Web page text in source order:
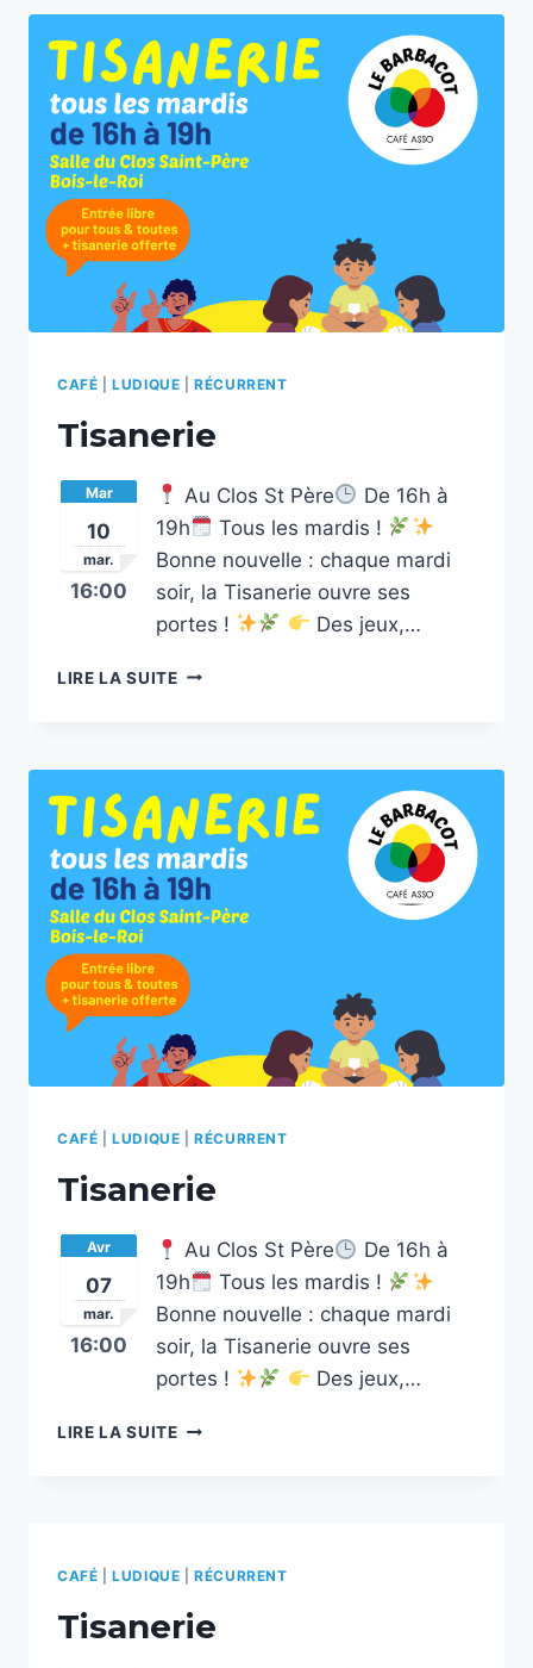
CAFÉ |LUDIQUE |RÉCURRENT
Tisanerie
Mar
10
mar.
16:00
Au Clos St Père
De 16h à
19h
Tous les mardis !
Bonne nouvelle : chaque mardi
soir, la Tisanerie ouvre ses
portes !
Des jeux,…
LIRE LA SUITETISANERIE
CAFÉ |LUDIQUE |RÉCURRENT
Tisanerie
Avr
07
mar.
16:00
Au Clos St Père
De 16h à
19h
Tous les mardis !
Bonne nouvelle : chaque mardi
soir, la Tisanerie ouvre ses
portes !
Des jeux,…
LIRE LA SUITETISANERIE
CAFÉ |LUDIQUE |RÉCURRENT
Tisanerie